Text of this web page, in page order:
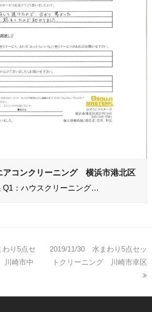
コンクリーニング 横浜市港北区
Q1：ハウスクリーニング…
り5点セ
川崎市中
2019/11/30 水まわり5点セッ
トクリーニング 川崎市幸区